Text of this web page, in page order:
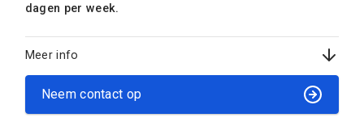
dagen per week.
Meer info
Neem contact op